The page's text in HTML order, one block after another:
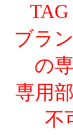
ブラ
の
専用
不